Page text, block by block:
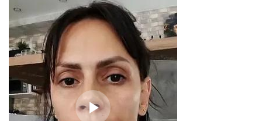
Мессенджеры
Свяжитесь с нами через любой удобный мессенджер!
Telegram WhatsApp
Vkontakte EMail